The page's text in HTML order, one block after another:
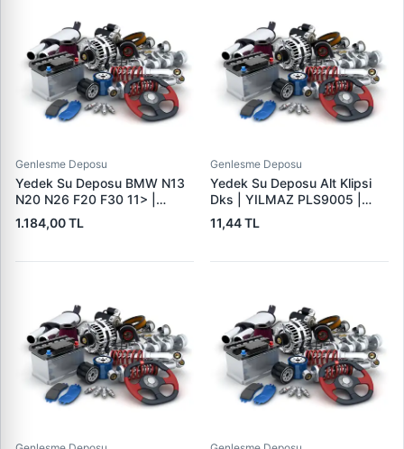
Genlesme Deposu
Yedek Su Deposu BMW N13
N20 N26 F20 F30 11> |
WENDERPARTS 08020262 |
OEM 17137642158
1.184,00 TL
Genlesme Deposu
Yedek Su Deposu Alt Klipsi
Dks | YILMAZ PLS9005 |
OEM 4345290
11,44 TL